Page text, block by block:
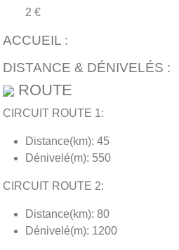
2 €
ACCUEIL :
DISTANCE & DÉNIVELÉS :
ROUTE
CIRCUIT ROUTE 1:
Distance(km): 45
Dénivelé(m): 550
CIRCUIT ROUTE 2:
Distance(km): 80
Dénivelé(m): 1200